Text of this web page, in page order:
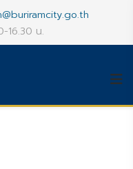
16.30 น.